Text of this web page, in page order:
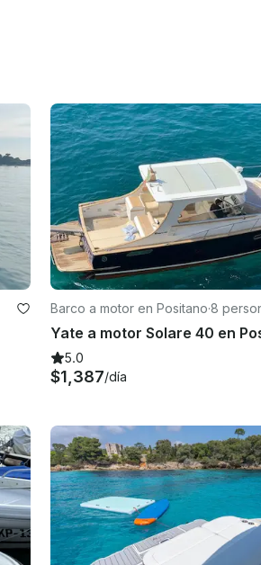
Barco a motor en Positano·8
5.0
$1,387/día